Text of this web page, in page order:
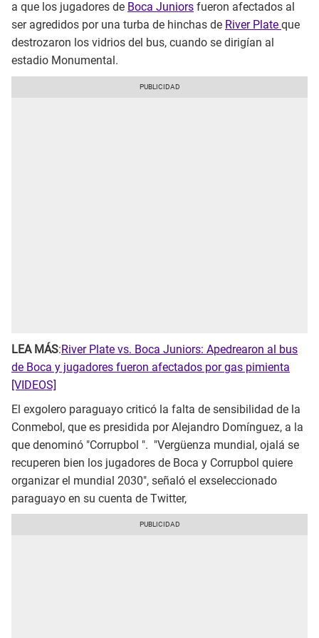
a que los jugadores de Boca Juniors fueron afectados al
ser agredidos por una turba de hinchas de River Plate que
destrozaron los vidrios del bus, cuando se dirigían al
estadio Monumental.
LEA MÁS:River Plate vs. Boca Juniors: Apedrearon al bus
de Boca y jugadores fueron afectados por gas pimienta
[VIDEOS]
El exgolero paraguayo criticó la falta de sensibilidad de la
Conmebol, que es presidida por Alejandro Domínguez, a la
que denominó "Corrupbol ". "Vergüenza mundial, ojalá se
recuperen bien los jugadores de Boca y Corrupbol quiere
organizar el mundial 2030", señaló el exseleccionado
paraguayo en su cuenta de Twitter,